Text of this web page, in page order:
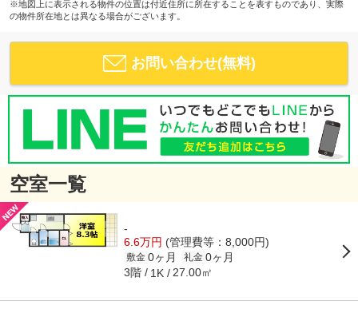
※地図上に表示される物件の位置は付近住所に所在することを表すものであり、実際
の物件所在地とは異なる場合がございます。
お問い合わせ(無料)
空室一覧
-
6.6万円 (管理費等：8,000円)
敷金 0ヶ月 礼金 0ヶ月
3階 1K 27.00㎡